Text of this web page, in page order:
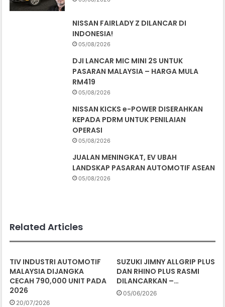
NISSAN FAIRLADY Z DILANCAR DI
INDONESIA!
05/08/2026
DJI LANCAR MIC MINI 2S UNTUK
PASARAN MALAYSIA – HARGA MULA
RM419
05/08/2026
NISSAN KICKS e-POWER DISERAHKAN
KEPADA PDRM UNTUK PENILAIAN
OPERASI
05/08/2026
JUALAN MENINGKAT, EV UBAH
LANDSKAP PASARAN AUTOMOTIF ASEAN
05/08/2026
Related Articles
TIV INDUSTRI AUTOMOTIF
MALAYSIA DIJANGKA
CECAH 790,000 UNIT PADA
2026
20/07/2026
SUZUKI JIMNY ALLGRIP PLUS
DAN RHINO PLUS RASMI
DILANCARKAN –…
05/06/2026